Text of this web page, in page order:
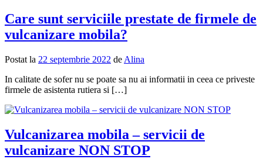
Care sunt serviciile prestate de firmele de
vulcanizare mobila?
Postat la 22 septembrie 2022 de Alina
In calitate de sofer nu se poate sa nu ai informatii in ceea ce priveste
firmele de asistenta rutiera si […]
Vulcanizarea mobila – servicii de
vulcanizare NON STOP